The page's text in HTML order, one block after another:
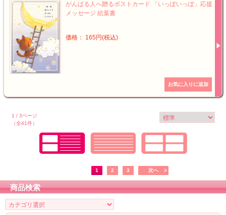
がんばる人へ贈るポストカード 「いっぽいっぽ」応援
メッセージ 絵葉書
価格： 165円(税込)
1 / 3ページ
（全41件）
1 2 3 次へ
商品検索